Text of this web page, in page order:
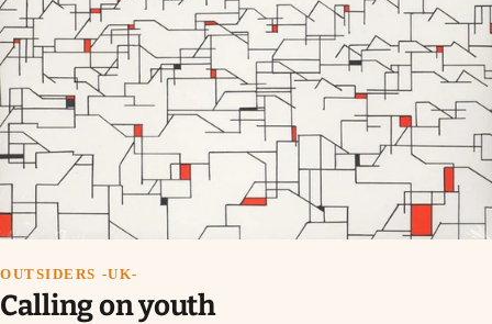
OUTSIDERS -UK-
Calling on youth